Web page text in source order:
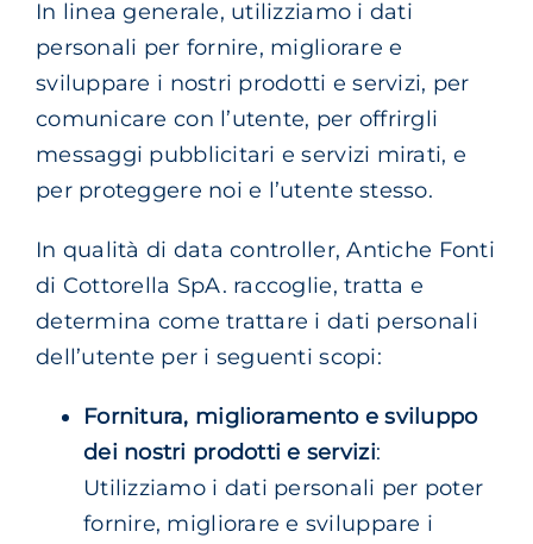
In linea generale, utilizziamo i dati
personali per fornire, migliorare e
sviluppare i nostri prodotti e servizi, per
comunicare con l’utente, per offrirgli
messaggi pubblicitari e servizi mirati, e
per proteggere noi e l’utente stesso.
In qualità di data controller, Antiche Fonti
di Cottorella SpA. raccoglie, tratta e
determina come trattare i dati personali
dell’utente per i seguenti scopi:
Fornitura, miglioramento e sviluppo
dei nostri prodotti e servizi:
Utilizziamo i dati personali per poter
fornire, migliorare e sviluppare i